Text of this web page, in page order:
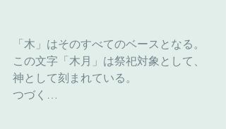
「木」はそのすべてのベースとなる。
この文字「木月」は祭祀対象として、
神として刻まれている。
つづく…